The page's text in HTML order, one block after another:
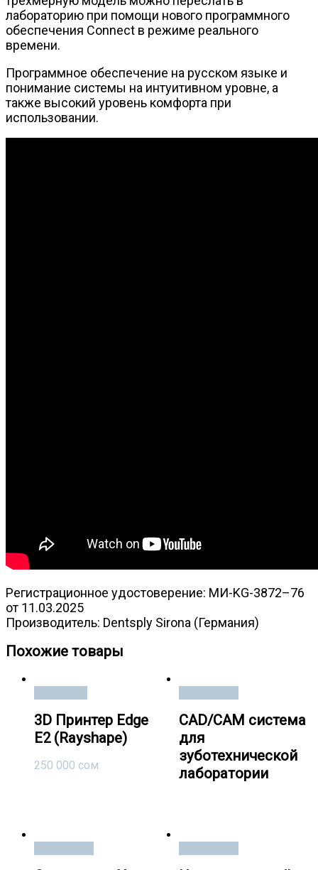
лабораторию при помощи нового программного
обеспечения Connect в режиме реального
времени.
Программное обеспечение на русском языке и
понимание системы на интуитивном уровне, а
также высокий уровень комфорта при
использовании.
Регистрационное удостоверение: МИ-KG-3872–76
от 11.03.2025
Производитель: Dentsply Sirona (Германия)
Похожие товары
3D Принтер Edge
E2 (Rayshape)
250 000 сом
CAD/CAM система
для
зуботехнической
лаборатории